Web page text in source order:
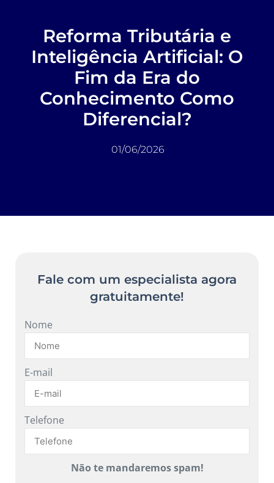
Reforma Tributária e
Inteligência Artificial: O
Fim da Era do
Conhecimento Como
Diferencial?
01/06/2026
Fale com um especialista agora
gratuitamente!
Nome
E-mail
Telefone
Não te mandaremos spam!